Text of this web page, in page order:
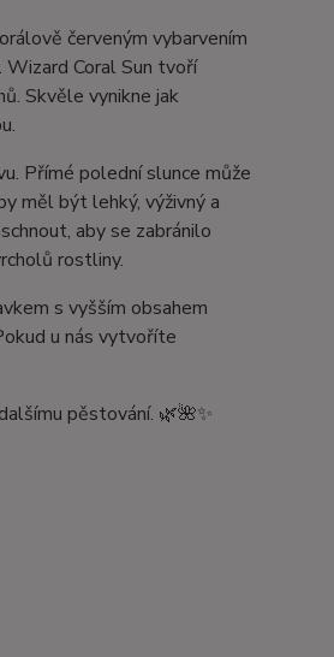
červeným vybarvením
Coral Sun tvoří
Skvěle vynikne jak
Přímé polední slunce může
měl být lehký, výživný a
aby se zabránilo
rostliny.
s vyšším obsahem
u nás vytvoříte
pěstování. 🌿🌺✨